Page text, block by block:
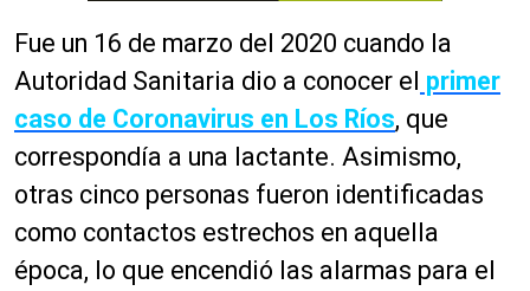
Fue un 16 de marzo del 2020 cuando la
Autoridad Sanitaria dio a conocer el primer
caso de Coronavirus en Los Ríos, que
correspondía a una lactante. Asimismo,
otras cinco personas fueron identificadas
como contactos estrechos en aquella
época, lo que encendió las alarmas para el